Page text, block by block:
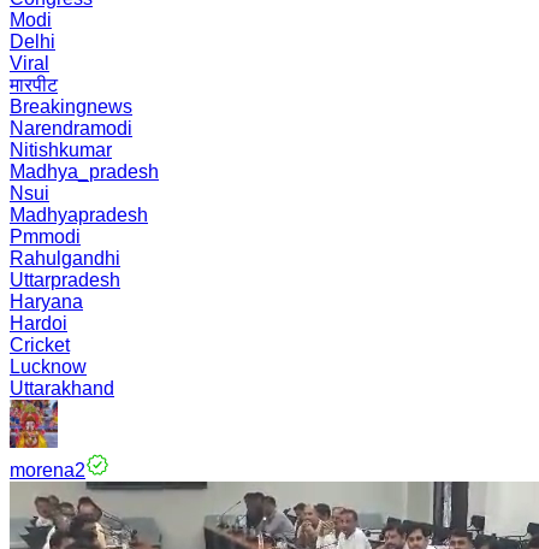
Modi
Delhi
Viral
मारपीट
Breakingnews
Narendramodi
Nitishkumar
Madhya_pradesh
Nsui
Madhyapradesh
Pmmodi
Rahulgandhi
Uttarpradesh
Haryana
Hardoi
Cricket
Lucknow
Uttarakhand
morena2